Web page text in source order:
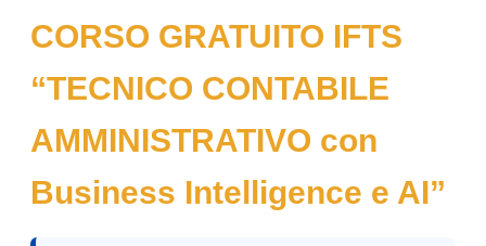
CORSO GRATUITO IFTS
“TECNICO CONTABILE
AMMINISTRATIVO con
Business Intelligence e AI”